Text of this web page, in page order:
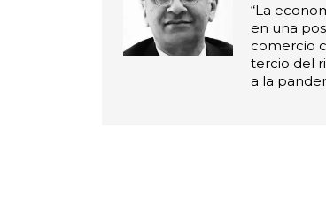
“La
en una
comercio
tercio del
a la